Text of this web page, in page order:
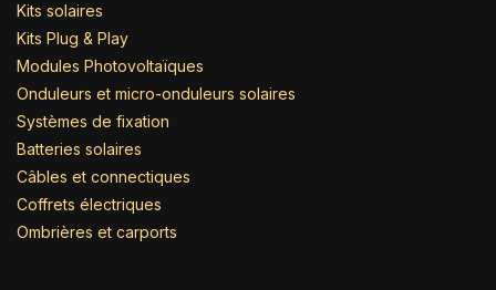
Kits solaires
Kits Plug & Play
Modules Photovoltaïques
Onduleurs et micro-onduleurs solaires
Systèmes de fixation
Batteries solaires
Câbles et connectiques
Coffrets électriques
Ombrières et carports